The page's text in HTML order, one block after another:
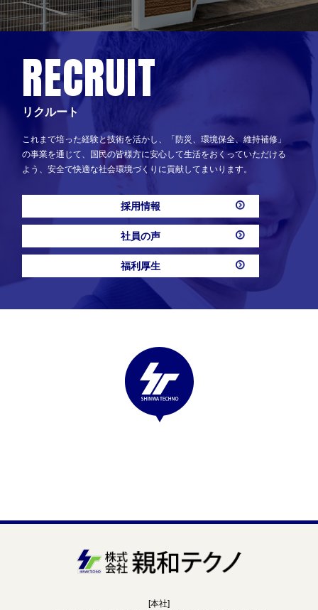
RECRUIT
リクルート
これまで培った経験と技術を活かし、「防災、環境保全、維持補修」
の事業を通じて、国民の皆様方に安心して生活をおくっていただける
よう、安全で快適な社会環境づくりに貢献してまいります。
採用情報
社員の声
福利厚生
[本社]